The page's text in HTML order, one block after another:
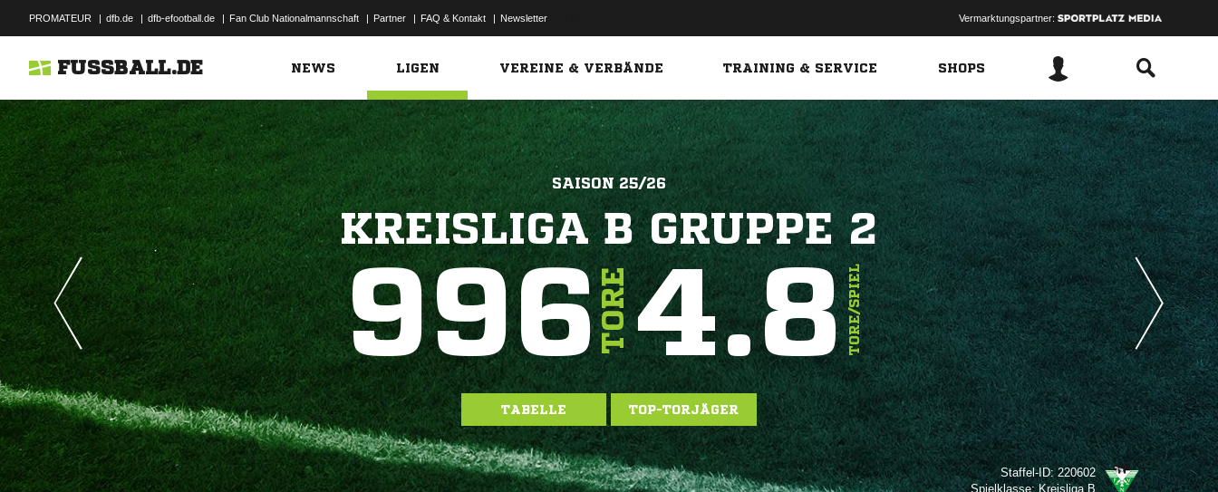
PROMATEUR | dfb.de | dfb-efootball.de | Fan Club Nationalmannschaft | Partner | FAQ & Kontakt | Newsletter Vermarktungspartner:
FUSSBALL.DE NEWS LIGEN VEREINE & VERBÄNDE TRAINING & SERVICE SHOPS
SAISON 25/26
KREISLIGA B GRUPPE 2
996TORE4.8TORE/SPIEL
TABELLE TOP-TORJÄGER
Staffel-ID: 220602
Spielklasse: Kreisliga B